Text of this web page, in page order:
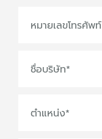
หมายเลขโทรศัพท์
ชื่อบริษัท*
ตำแหน่ง*